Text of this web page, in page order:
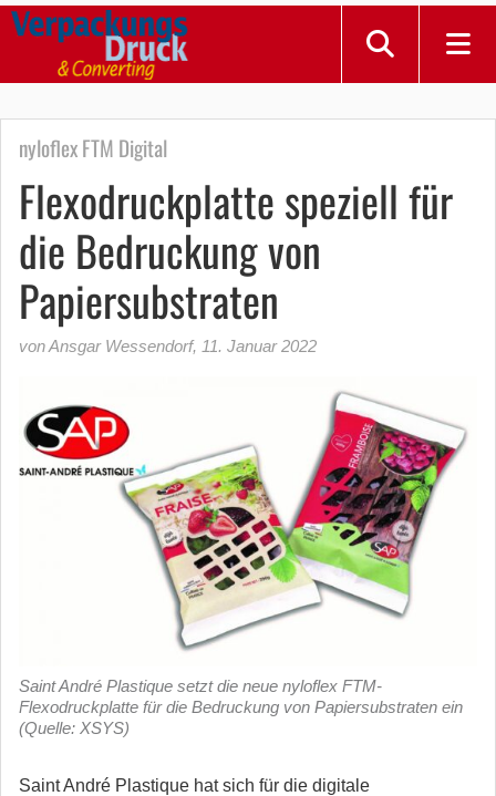
nyloflex FTM Digital
Flexodruckplatte speziell für
die Bedruckung von
Papiersubstraten
von Ansgar Wessendorf, 11. Januar 2022
Saint André Plastique setzt die neue nyloflex FTM-
Flexodruckplatte für die Bedruckung von Papiersubstraten ein
(Quelle: XSYS)
Saint André Plastique hat sich für die digitale